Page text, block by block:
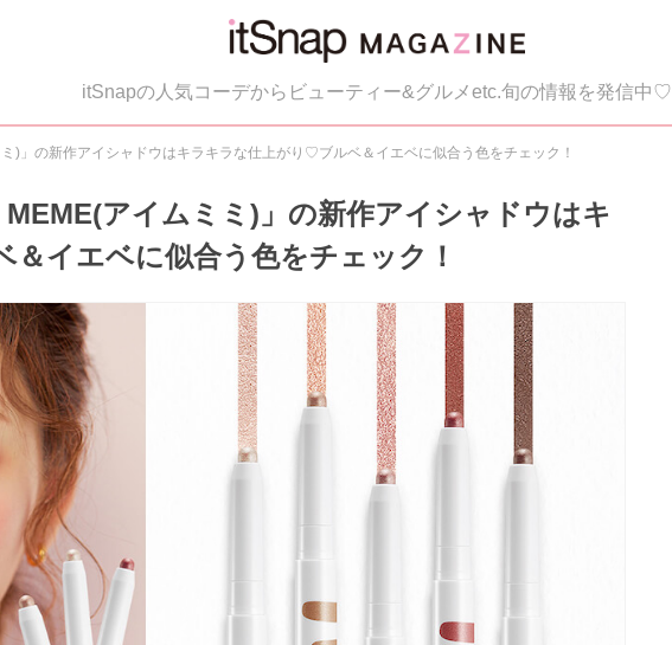
itSnapの人気コーデからビューティー&グルメetc.旬の情報を発信中♡
)」の新作アイシャドウはキラキラな仕上がり♡ブルベ＆イエベに似合う色をチェック！
アイムミミ)」の新作アイシャドウはキ
イエベに似合う色をチェック！